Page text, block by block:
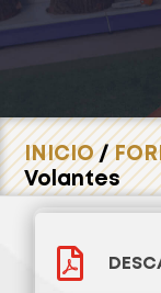
INICIO/
Volantes
